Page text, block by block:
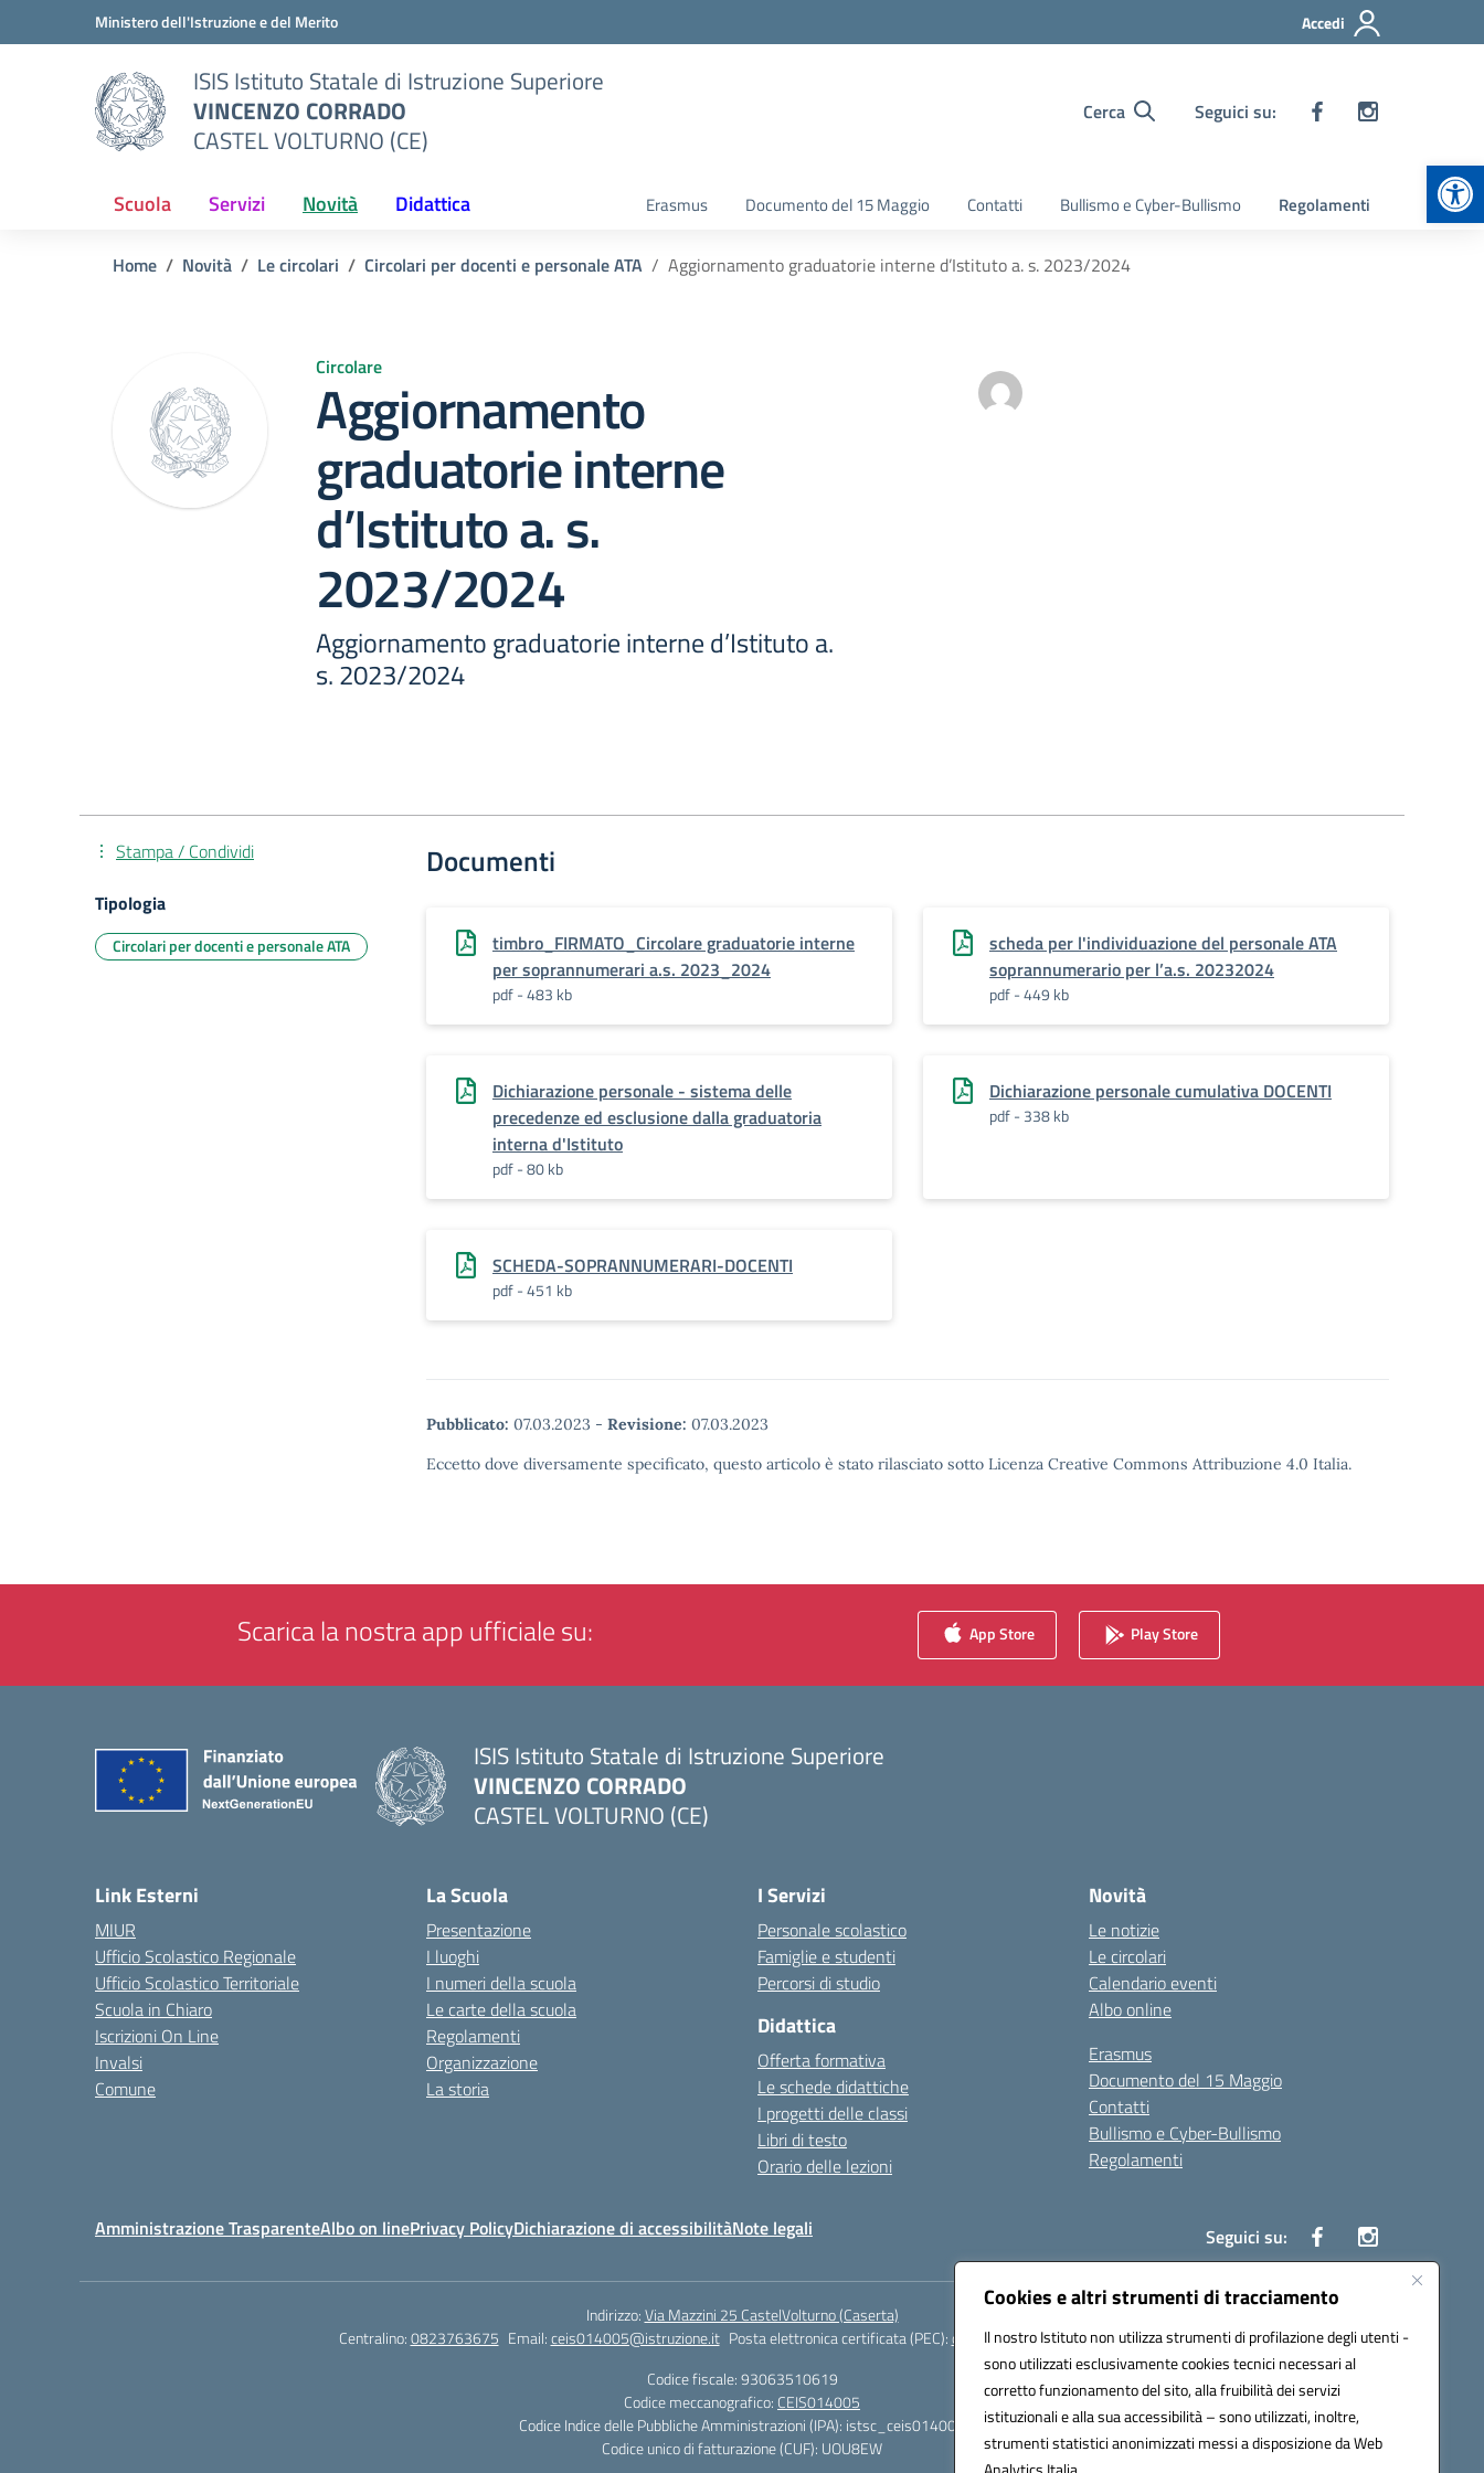
Cookies e altri strumenti di tracciamento
Il nostro Istituto non utilizza strumenti di profilazione degli utenti -
sono utilizzati esclusivamente cookies tecnici necessari al
corretto funzionamento del sito, alla fruibilità dei servizi
istituzionali e alla sua accessibilità – sono utilizzati, inoltre,
strumenti statistici anonimizzati messi a disposizione da Web
Vai ai contenuti
Vai al menu di navigazioneMinistero dell'Istruzione e del Merito Accedi
ISIS Istituto Statale di Istruzione Superiore
VINCENZO CORRADO
CASTEL VOLTURNO (CE)
Cerca Seguici su:
Scuola Servizi Novità Didattica Erasmus Documento del 15 Maggio Contatti Bullismo e Cyber-Bullismo Regolamenti
Home Novità Le circolari Circolari per docenti e personale ATA Aggiornamento graduatorie interne d’Istituto a. s. 2023/2024
Circolare
Aggiornamento
graduatorie interne
d’Istituto a. s.
2023/2024
Aggiornamento graduatorie interne d’Istituto a.
s. 2023/2024
Documenti
timbro_FIRMATO_Circolare graduatorie interne
per soprannumerari a.s. 2023_2024
pdf - 483 kb
scheda per l'individuazione del personale ATA
soprannumerario per l’a.s. 20232024
pdf - 449 kb
Dichiarazione personale - sistema delle
precedenze ed esclusione dalla graduatoria
interna d'Istituto
pdf - 80 kb
Dichiarazione personale cumulativa DOCENTI
pdf - 338 kb
SCHEDA-SOPRANNUMERARI-DOCENTI
pdf - 451 kb
Pubblicato: 07.03.2023 - Revisione: 07.03.2023
Eccetto dove diversamente specificato, questo articolo è stato rilasciato sotto Licenza Creative Commons Attribuzione 4.0 Italia.
Stampa / Condividi
Tipologia
Circolari per docenti e personale ATA
Scarica la nostra app ufficiale su: App Store Play Store
ISIS Istituto Statale di Istruzione Superiore
VINCENZO CORRADO
CASTEL VOLTURNO (CE)
Link Esterni
MIUR
Ufficio Scolastico Regionale
Ufficio Scolastico Territoriale
Scuola in Chiaro
Iscrizioni On Line
Invalsi
Comune
La Scuola
Presentazione
I luoghi
I numeri della scuola
Le carte della scuola
Regolamenti
Organizzazione
La storia
I Servizi
Personale scolastico
Famiglie e studenti
Percorsi di studio
Didattica
Offerta formativa
Le schede didattiche
I progetti delle classi
Libri di testo
Orario delle lezioni
Novità
Le notizie
Le circolari
Calendario eventi
Albo online
Erasmus
Documento del 15 Maggio
Contatti
Bullismo e Cyber-Bullismo
Regolamenti
Amministrazione TrasparenteAlbo on linePrivacy PolicyDichiarazione di accessibilitàNote legali Seguici su:
Indirizzo:Via Mazzini 25 CastelVolturno (Caserta)
Centralino:0823763675 Email:ceis014005@istruzione.it Posta elettronica certificata (PEC):ceis014005@pec.istruzione.it
Codice fiscale: 93063510619
Codice meccanografico: CEIS014005
Codice Indice delle Pubbliche Amministrazioni (IPA): istsc_ceis014005
Codice unico di fatturazione (CUF): UOU8EW